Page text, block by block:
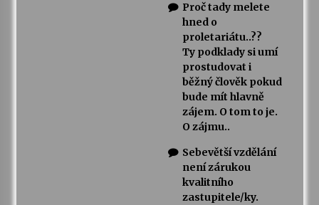
Proč tady melete
hned o
proletariátu..??
Ty podklady si umí
prostudovat i
běžný člověk pokud
bude mít hlavně
zájem. O tom to je.
O zájmu..
Sebevětší vzdělání
není zárukou
kvalitního
zastupitele/ky.